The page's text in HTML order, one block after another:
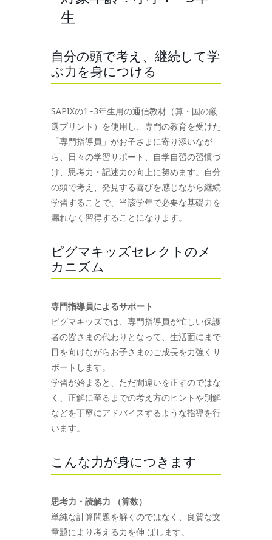
生
自分の頭で考え、継続して学
ぶ力を身につける
SAPIXの1~3年生用の通信教材（算・国の厳
選プリント）を使用し、専門の教育を受けた
「専門指導員」がお子さまに寄り添いなが
ら、日々の学習サポート、自学自習の習慣づ
け、思考力・記述力の向上に努めます。自分
の頭で考え、発見する喜びを感じながら継続
学習することで、当該学年で必要な基礎力を
漏れなく習得することになります。
ピグマキッズセレクトのメ
カニズム
専門指導員によるサポート
ピグマキッズでは、専門指導員が忙しい保護
者の皆さまの代わりとなって、生活面にまで
目を向けながらお子さまのご成長を力強くサ
ポートします。
学習が始まると、ただ間違いを正すのではな
く、正解に至るまでの考え方のヒントや別解
などを丁寧にアドバイスするような指導を行
います。
こんな力が身につきます
思考力・読解力 （算数）
単純な計算問題を解くのではなく、良質な文
章題により考える力を伸 ばします。